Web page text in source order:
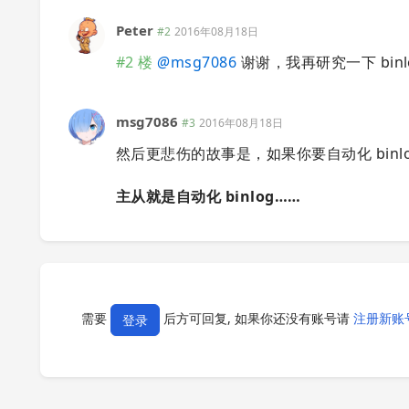
Peter #2 2016年08月18日
#2 楼 @msg7086 谢谢，我再研究一下
msg7086 #3 2016年08月18日
然后更悲伤的故事是，如果你要自动化
主从就是自动化 binlog……
需要 登录 后方可回复, 如果你还没有账号请 注册新账